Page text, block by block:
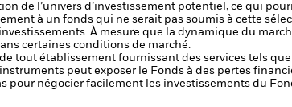
de l’univers d’investissement potentiel, ce qui
à un fonds qui ne serait pas soumis à cette
À mesure que la dynamique du
certaines conditions de marché.
tout établissement fournissant des services tels
peut exposer le Fonds à des pertes
pour négocier facilement les investissements du